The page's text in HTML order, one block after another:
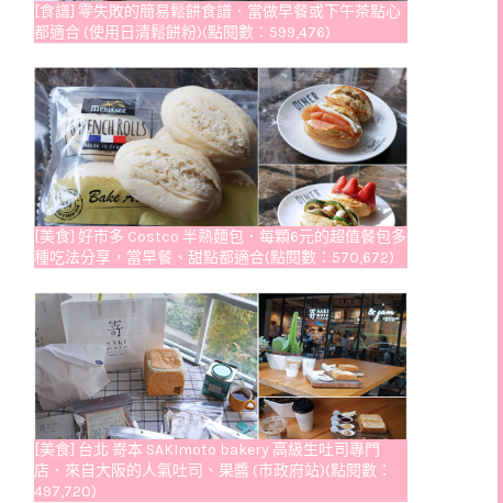
[食譜] 零失敗的簡易鬆餅食譜．當做早餐或下午茶點心
都適合 (使用日清鬆餅粉)(點閱數：599,476)
[美食] 好市多 Costco 半熟麵包．每顆6元的超值餐包多
種吃法分享，當早餐、甜點都適合(點閱數：570,672)
[美食] 台北 嵜本 SAKImoto bakery 高級生吐司專門
店．來自大阪的人氣吐司、果醬 (市政府站)(點閱數：
497,720)